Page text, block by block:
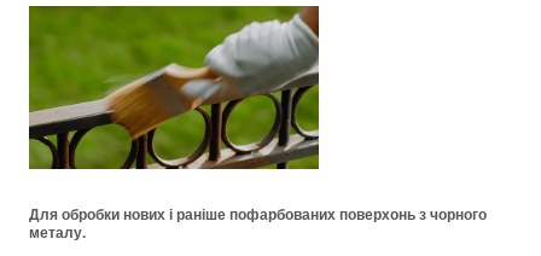
Для обробки нових і раніше пофарбованих поверхонь з чорного
металу.